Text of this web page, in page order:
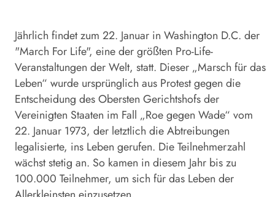
Jährlich findet zum 22. Januar in Washington D.C. der
"March For Life", eine der größten Pro-Life-
Veranstaltungen der Welt, statt. Dieser „Marsch für das
Leben“ wurde ursprünglich aus Protest gegen die
Entscheidung des Obersten Gerichtshofs der
Vereinigten Staaten im Fall „Roe gegen Wade“ vom
22. Januar 1973, der letztlich die Abtreibungen
legalisierte, ins Leben gerufen. Die Teilnehmerzahl
wächst stetig an. So kamen in diesem Jahr bis zu
100.000 Teilnehmer, um sich für das Leben der